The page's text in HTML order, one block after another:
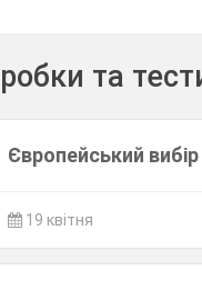
та
Європейський вибір
19 квітня